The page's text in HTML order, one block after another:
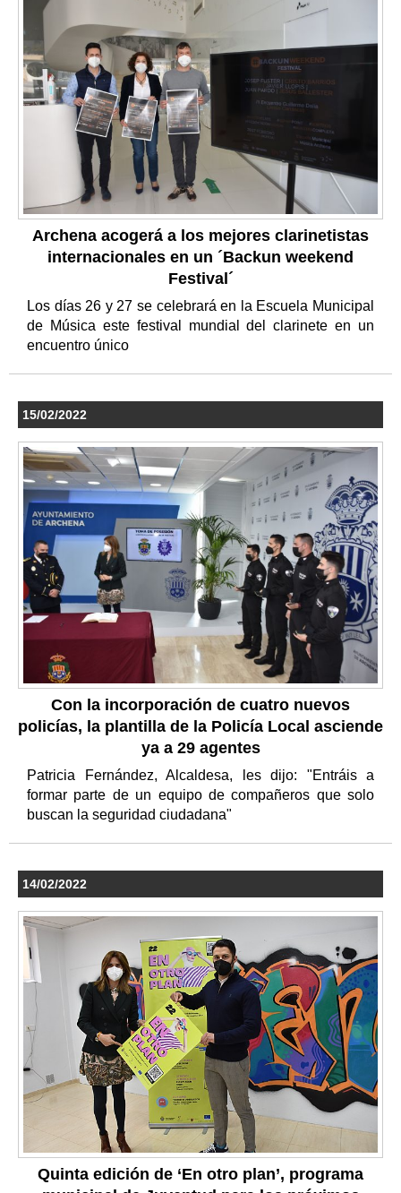
Archena acogerá a los mejores clarinetistas
internacionales en un ´Backun weekend
Festival´
Los días 26 y 27 se celebrará en la Escuela Municipal
de Música este festival mundial del clarinete en un
encuentro único
15/02/2022
Con la incorporación de cuatro nuevos
policías, la plantilla de la Policía Local asciende
ya a 29 agentes
Patricia Fernández, Alcaldesa, les dijo: "Entráis a
formar parte de un equipo de compañeros que solo
buscan la seguridad ciudadana"
14/02/2022
Quinta edición de ‘En otro plan’, programa